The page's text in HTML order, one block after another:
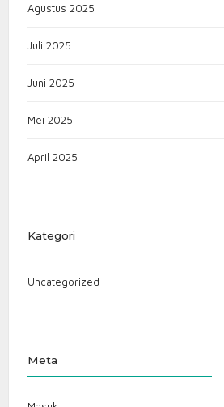
Agustus 2025
Juli 2025
Juni 2025
Mei 2025
April 2025
Kategori
Uncategorized
Meta